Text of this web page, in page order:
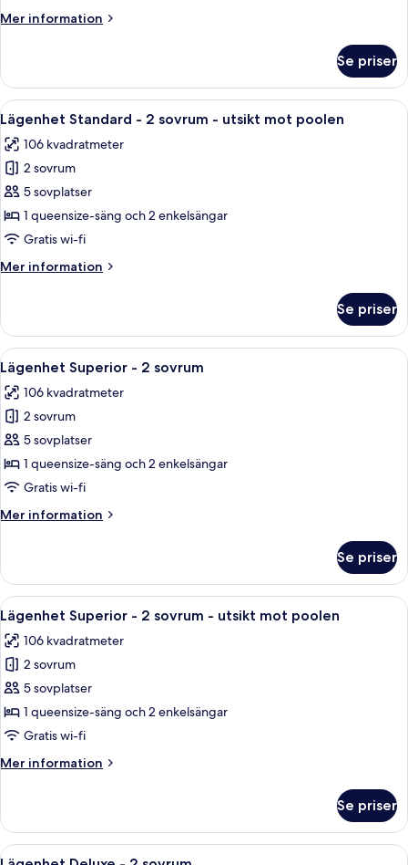
sovrum
Mer information
Mer
Standard
2
sovrum
Se priser
Öppna
alla
foton
för
Lägenhet
Standard
-
sovrum
mot
poolen
Ett modernt hotellrum med en stor
7
Lägenhet Standard - 2 sovrum - utsikt mot poolen
106 kvadratmeter
2 sovrum
5 sovplatser
1 queensize-säng och 2 enkelsängar
Gratis wi-fi
Mer information
Mer
Standard
2
sovrum
utsikt
mot
poolen
Se priser
Öppna
alla
foton
för
Lägenhet
Superior
-
sovrum
Ett hotellrum med en stor säng, ett
7
Lägenhet Superior - 2 sovrum
106 kvadratmeter
2 sovrum
5 sovplatser
1 queensize-säng och 2 enkelsängar
Gratis wi-fi
Mer information
Mer
Superior
2
sovrum
Se priser
Öppna
alla
foton
för
Lägenhet
Superior
-
sovrum
mot
poolen
Ett modernt hotellrum med en
8
Lägenhet Superior - 2 sovrum - utsikt mot poolen
106 kvadratmeter
2 sovrum
5 sovplatser
1 queensize-säng och 2 enkelsängar
Gratis wi-fi
Mer information
Mer
Superior
2
Se priser
Öppna
Ett hotellrum med en stor säng, ett
9